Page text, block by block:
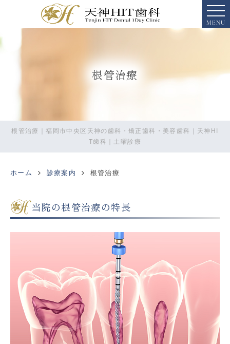
MENU
根管治療
根管治療｜福岡市中央区天神の歯科・矯正歯科・美容歯科｜天神HI
T歯科｜土曜診療
ホーム 診療案内 根管治療
当院の根管治療の特長